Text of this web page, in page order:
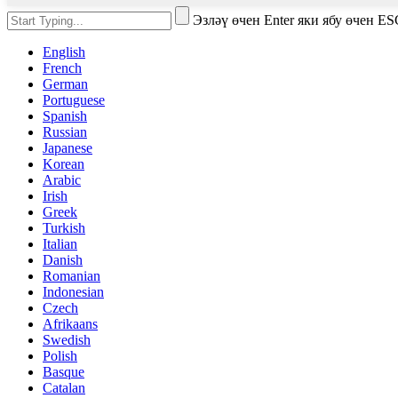
Эзләү өчен Enter яки ябу өчен
English
French
German
Portuguese
Spanish
Russian
Japanese
Korean
Arabic
Irish
Greek
Turkish
Italian
Danish
Romanian
Indonesian
Czech
Afrikaans
Swedish
Polish
Basque
Catalan